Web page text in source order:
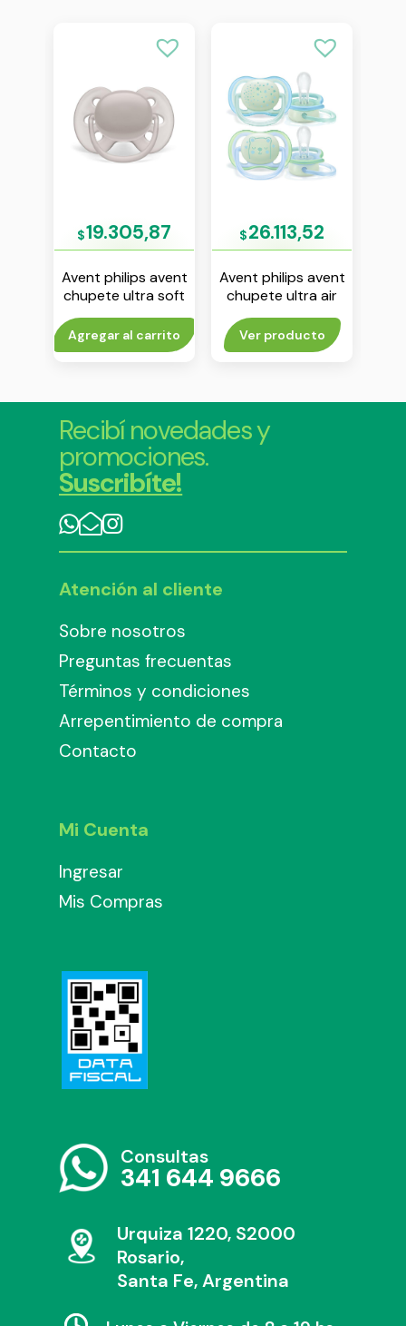
$19.305,87
Avent philips avent
chupete ultra soft
6-18 m liso gris env
x1
Agregar al carrito
$26.113,52
Avent philips avent
chupete ultra air
nightime 0-6 m
nene env x 2
Ver producto
Recibí novedades y
promociones.
Suscribíte!
Atención al cliente
Sobre nosotros
Preguntas frecuentas
Términos y condiciones
Arrepentimiento de compra
Contacto
Mi Cuenta
Ingresar
Mis Compras
Consultas
341 644 9666
Urquiza 1220, S2000
Rosario,
Santa Fe, Argentina